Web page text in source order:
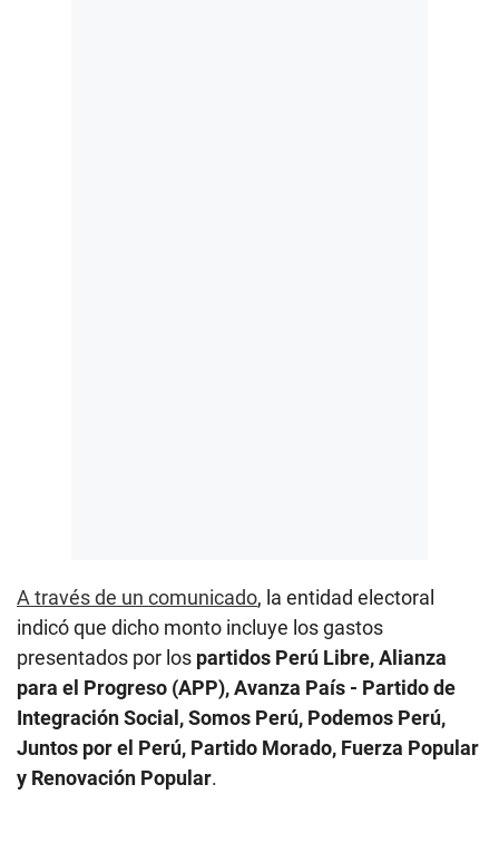
A través de un comunicado, la entidad electoral
indicó que dicho monto incluye los gastos
presentados por los partidos Perú Libre, Alianza
para el Progreso (APP), Avanza País - Partido de
Integración Social, Somos Perú, Podemos Perú,
Juntos por el Perú, Partido Morado, Fuerza Popular
y Renovación Popular.